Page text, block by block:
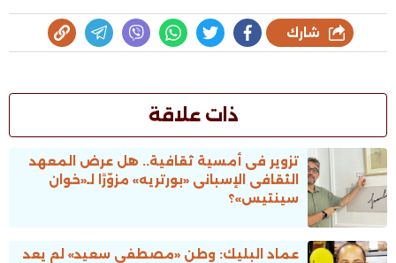
شارك
ذات علاقة
تزوير فى أمسية ثقافية.. هل عرض المعهد
الثقافى الإسبانى «بورتريه» مزوّرًا لـ«خوان
سينتيس»؟
عماد البليك: وطن «مصطفى سعيد» لم يعد